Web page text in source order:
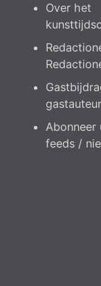
Over het
gastauteur
Abonneer
feeds /